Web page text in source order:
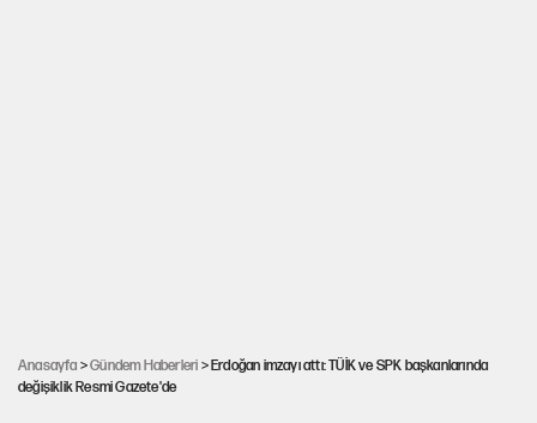
Anasayfa >Gündem Haberleri > Erdoğan imzayı attı: TÜİK ve SPK başkanlarında
değişiklik Resmi Gazete'de